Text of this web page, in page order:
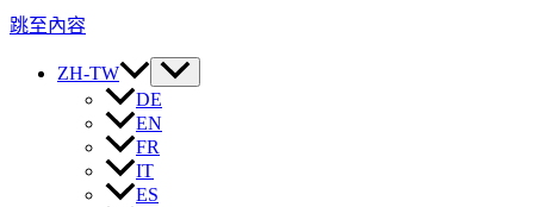
跳至內容
ZH-TW
DE
EN
FR
IT
ES